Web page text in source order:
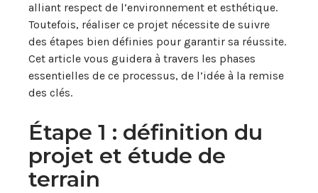
alliant respect de l’environnement et esthétique.
Toutefois, réaliser ce projet nécessite de suivre
des étapes bien définies pour garantir sa réussite.
Cet article vous guidera à travers les phases
essentielles de ce processus, de l’idée à la remise
des clés.
Étape 1 : définition du
projet et étude de
terrain